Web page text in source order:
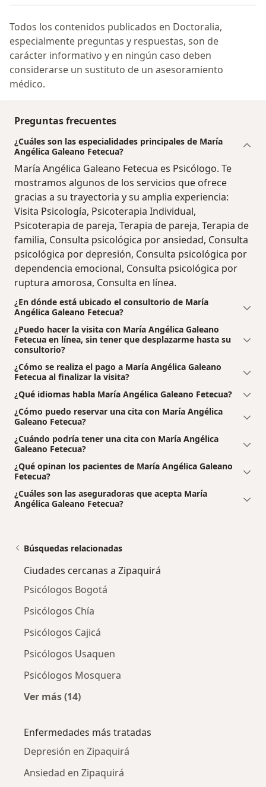
Todos los contenidos publicados en Doctoralia,
especialmente preguntas y respuestas, son de
carácter informativo y en ningún caso deben
considerarse un sustituto de un asesoramiento
médico.
Preguntas frecuentes
¿Cuáles son las especialidades principales de María
Angélica Galeano Fetecua?
María Angélica Galeano Fetecua es Psicólogo. Te
mostramos algunos de los servicios que ofrece
gracias a su trayectoria y su amplia experiencia:
Visita Psicología, Psicoterapia Individual,
Psicoterapia de pareja, Terapia de pareja, Terapia de
familia, Consulta psicológica por ansiedad, Consulta
psicológica por depresión, Consulta psicológica por
dependencia emocional, Consulta psicológica por
ruptura amorosa, Consulta en línea.
¿En dónde está ubicado el consultorio de María
Angélica Galeano Fetecua?
¿Puedo hacer la visita con María Angélica Galeano
Fetecua en línea, sin tener que desplazarme hasta su
consultorio?
¿Cómo se realiza el pago a María Angélica Galeano
Fetecua al finalizar la visita?
¿Qué idiomas habla María Angélica Galeano Fetecua?
¿Cómo puedo reservar una cita con María Angélica
Galeano Fetecua?
¿Cuándo podría tener una cita con María Angélica
Galeano Fetecua?
¿Qué opinan los pacientes de María Angélica Galeano
Fetecua?
¿Cuáles son las aseguradoras que acepta María
Angélica Galeano Fetecua?
Búsquedas relacionadas
Ciudades cercanas a Zipaquirá
Psicólogos Bogotá
Psicólogos Chía
Psicólogos Cajicá
Psicólogos Usaquen
Psicólogos Mosquera
Ver más (14)
Enfermedades más tratadas
Depresión en Zipaquirá
Ansiedad en Zipaquirá